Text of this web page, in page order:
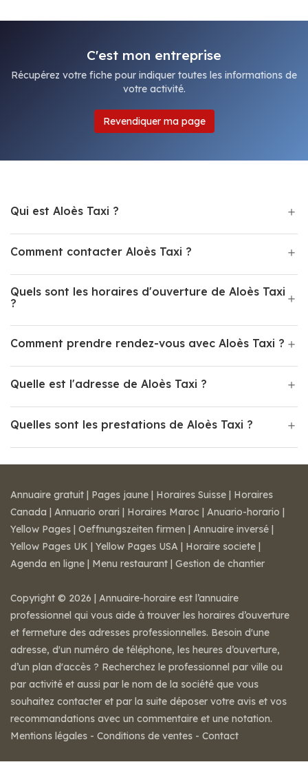
C'est mon entreprise
Récupérez votre fiche pour indiquer toutes les informations de
votre activité.
Revendiquer ma page
Qui est Aloès Taxi ?
Comment contacter Aloès Taxi ?
Quels sont les horaires d'ouverture de Aloès Taxi
?
Comment prendre rendez-vous avec Aloès Taxi ?
Quelle est l'adresse de Aloès Taxi ?
Quelles sont les prestations de Aloès Taxi ?
Annuaire gratuit | Pages jaune | Horaires Suisse | Horaires
Canada | Annuario orari | Horaires Maroc | Anuario-horario |
Yellow Pages | Oeffnungszeiten firmen | Annuaire inversé |
Yellow Pages UK | Yellow Pages USA | Horaire societe |
Agenda en ligne | Menu restaurant | Gestion de chantier
Copyright © 2026 | Annuaire-horaire est l’annuaire
professionnel qui vous aide à trouver les horaires d’ouverture
et fermeture des adresses professionnelles. Besoin d'une
adresse, d'un numéro de téléphone, les heures d’ouverture,
d’un plan d'accès ? Recherchez le professionnel par ville ou
par activité et aussi par le nom de la société que vous
souhaitez contacter et par la suite déposer votre avis et vos
recommandations avec un commentaire et une notation.
Mentions légales - Conditions de ventes - Contact